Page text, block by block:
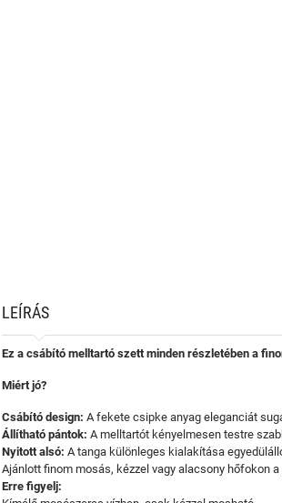
LEÍRÁS
Ez a csábító melltartó szett minden részletében a
Miért jó?
Csábító design: A fekete csipke anyag eleganciát
Állítható pántok: A melltartót kényelmesen testre
Nyitott alsó: A tanga különleges kialakítása
Ajánlott finom mosás, kézzel vagy alacsony hőfokon
Erre figyelj: